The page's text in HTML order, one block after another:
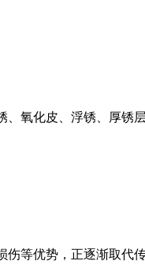
氧化皮、浮锈、厚锈
等优势，正逐渐取